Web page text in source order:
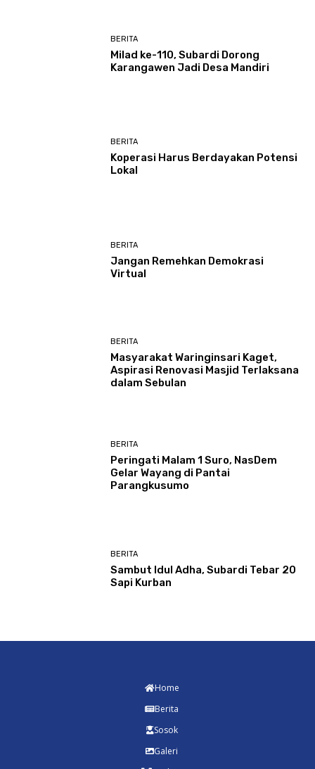
BERITA
Milad ke-110, Subardi Dorong
Karangawen Jadi Desa Mandiri
BERITA
Koperasi Harus Berdayakan Potensi
Lokal
BERITA
Jangan Remehkan Demokrasi
Virtual
BERITA
Masyarakat Waringinsari Kaget,
Aspirasi Renovasi Masjid Terlaksana
dalam Sebulan
BERITA
Peringati Malam 1 Suro, NasDem
Gelar Wayang di Pantai
Parangkusumo
BERITA
Sambut Idul Adha, Subardi Tebar 20
Sapi Kurban
Home
Berita
Sosok
Galeri